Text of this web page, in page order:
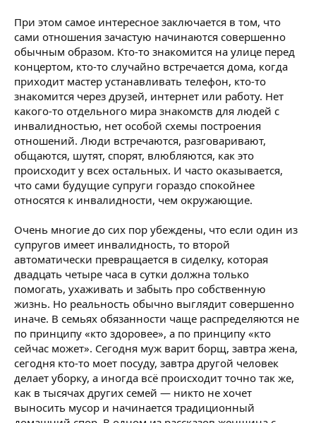
При этом самое интересное заключается в том, что
сами отношения зачастую начинаются совершенно
обычным образом. Кто-то знакомится на улице перед
концертом, кто-то случайно встречается дома, когда
приходит мастер устанавливать телефон, кто-то
знакомится через друзей, интернет или работу. Нет
какого-то отдельного мира знакомств для людей с
инвалидностью, нет особой схемы построения
отношений. Люди встречаются, разговаривают,
общаются, шутят, спорят, влюбляются, как это
происходит у всех остальных. И часто оказывается,
что сами будущие супруги гораздо спокойнее
относятся к инвалидности, чем окружающие.
Очень многие до сих пор убеждены, что если один из
супругов имеет инвалидность, то второй
автоматически превращается в сиделку, которая
двадцать четыре часа в сутки должна только
помогать, ухаживать и забыть про собственную
жизнь. Но реальность обычно выглядит совершенно
иначе. В семьях обязанности чаще распределяются не
по принципу «кто здоровее», а по принципу «кто
сейчас может». Сегодня муж варит борщ, завтра жена,
сегодня кто-то моет посуду, завтра другой человек
делает уборку, а иногда всё происходит точно так же,
как в тысячах других семей — никто не хочет
выносить мусор и начинается традиционный